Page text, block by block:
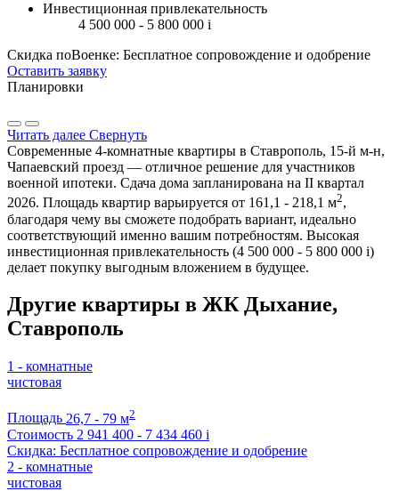
Инвестиционная привлекательность
4 500 000 - 5 800 000 i
Скидка поВоенке: Бесплатное сопровождение и одобрение
Оставить заявку
Планировки
Читать далее Свернуть
Современные 4-комнатные квартиры в Ставрополь, 15-й м-н,
Чапаевский проезд — отличное решение для участников
военной ипотеки. Сдача дома запланирована на II квартал
2026. Площадь квартир варьируется от 161,1 - 218,1 м2,
благодаря чему вы сможете подобрать вариант, идеально
соответствующий именно вашим потребностям. Высокая
инвестиционная привлекательность (4 500 000 - 5 800 000 i)
делает покупку выгодным вложением в будущее.
Другие квартиры в ЖК Дыхание,
Ставрополь
1 - комнатные
чистовая
Площадь 26,7 - 79 м2
Стоимость 2 941 400 - 7 434 460 i
Скидка: Бесплатное сопровождение и одобрение
2 - комнатные
чистовая